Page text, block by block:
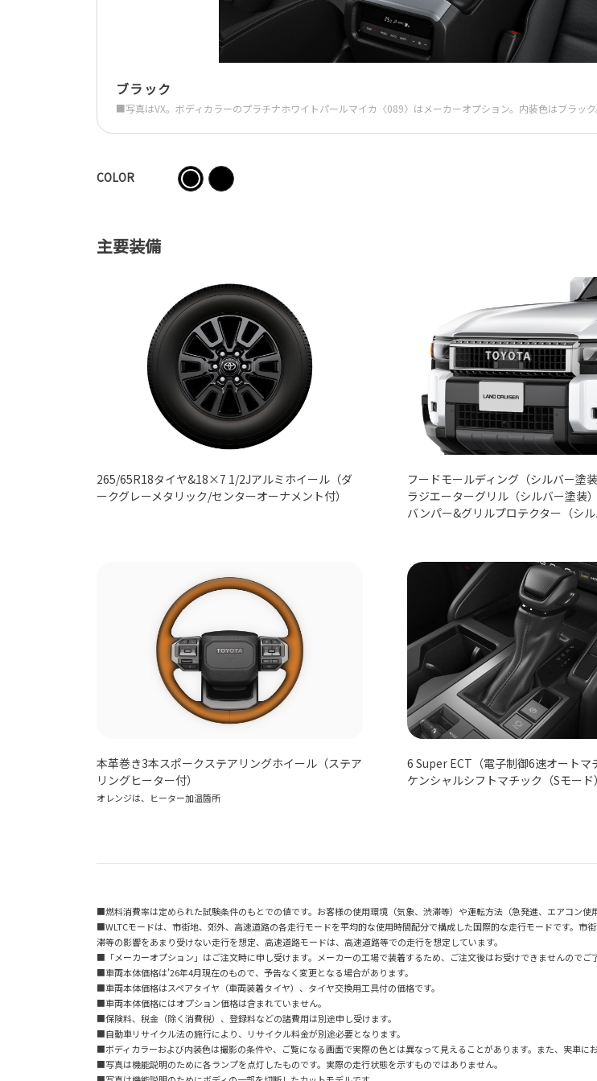
ブラック
■写真はVX。ボディカラーのプラチナホワイトパールマイカ〈089〉はメーカーオプション。内装色はブラック
COLOR
主要装備
265/65R18タイヤ&18×7 1/2Jアルミホイール（ダ
ークグレーメタリック/センターオーナメント付）
フードモールディング（シルバー塗装
ラジエーターグリル（シルバー塗装）
バンパー&グリルプロテクター（シル
本革巻き3本スポークステアリングホイール（ステア
リングヒーター付）
オレンジは、ヒーター加温箇所
6 Super ECT（電子制御6速オートマ
ケンシャルシフトマチック（Sモード）
■燃料消費率は定められた試験条件のもとでの値です。お客様の使用環境（気象、渋滞等）や運転方法（急発進、エアコン使
■WLTCモードは、市街地、郊外、高速道路の各走行モードを平均的な使用時間配分で構成した国際的な走行モードです。
滞等の影響をあまり受けない走行を想定、高速道路モードは、高速道路等での走行を想定しています。
■「メーカーオプション」はご注文時に申し受けます。メーカーの工場で装着するため、ご注文後はお受けできませんのでご
■車両本体価格は'26年4月現在のもので、予告なく変更となる場合があります。
■車両本体価格はスペアタイヤ（車両装着タイヤ）、タイヤ交換用工具付の価格です。
■車両本体価格にはオプション価格は含まれていません。
■保険料、税金（除く消費税）、登録料などの諸費用は別途申し受けます。
■自動車リサイクル法の施行により、リサイクル料金が別途必要となります。
■ボディカラーおよび内装色は撮影の条件や、ご覧になる画面で実際の色とは異なって見えることがあります。また、実車に
■写真は機能説明のために各ランプを点灯したものです。実際の走行状態を示すものではありません。